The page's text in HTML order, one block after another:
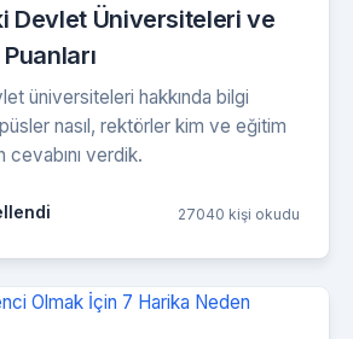
Devlet Üniversiteleri ve
üniversiteleri hakkında bilgi
nasıl, rektörler kim ve eğitim
cevabını verdik.
27040 kişi okudu